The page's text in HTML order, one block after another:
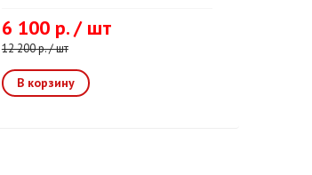
6 100 р. / шт
12 200 р. / шт